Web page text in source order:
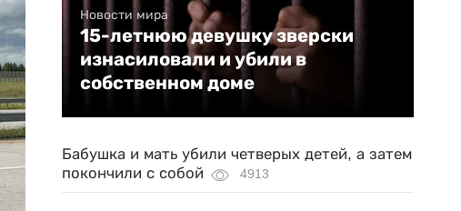
Новости мира
15-летнюю девушку зверски
изнасиловали и убили в
собственном доме
Бабушка и мать убили четверых детей, а затем
покончили с собой
4913